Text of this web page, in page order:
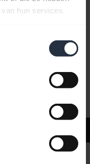
hun services.